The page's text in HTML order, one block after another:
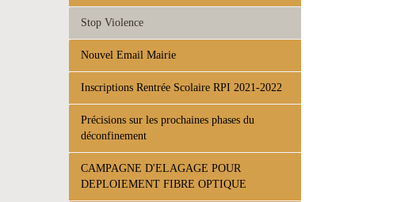
Stop Violence
Nouvel Email Mairie
Inscriptions Rentrée Scolaire RPI 2021-2022
Précisions sur les prochaines phases du
déconfinement
CAMPAGNE D'ELAGAGE POUR
DEPLOIEMENT FIBRE OPTIQUE